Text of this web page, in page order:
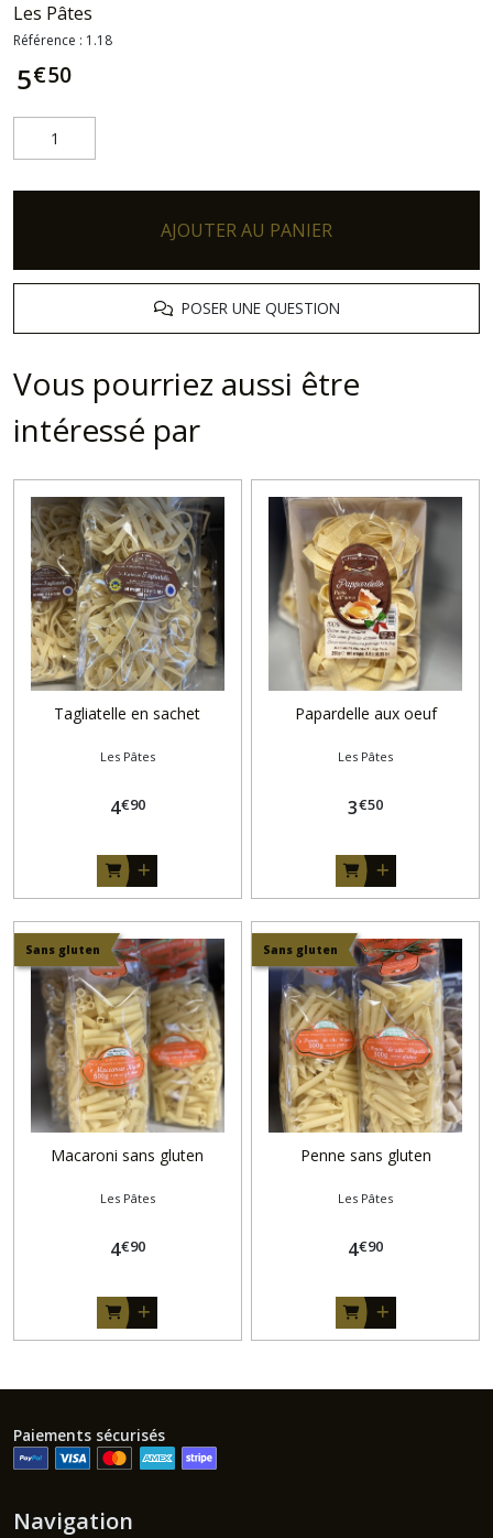
Les Pâtes
Référence : 1.18
5€50
AJOUTER AU PANIER
POSER UNE QUESTION
Vous pourriez aussi être
intéressé par
Tagliatelle en sachet
Les Pâtes
4€90
Papardelle aux oeuf
Les Pâtes
3€50
Sans gluten
Macaroni sans gluten
Les Pâtes
4€90
Sans gluten
Penne sans gluten
Les Pâtes
4€90
Paiements sécurisés
Navigation